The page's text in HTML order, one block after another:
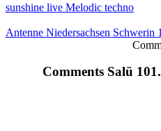
sunshine live Melodic techno
Antenne Niedersachsen Schwerin
Comments Salü